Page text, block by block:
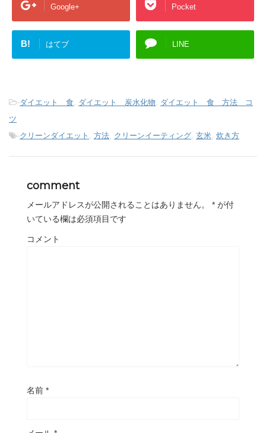
Google+ Pocket
B! はてブ LINE
-ダイエット 食 ダイエット 炭水化物
ダイエット 食 方法 コ
ツ
-クリーンダイエット 方法 クリーンイーティング 玄米 炊き方
comment
メールアドレスが公開されることはありません。 * が付
いている欄は必須項目です
コメント
名前 *